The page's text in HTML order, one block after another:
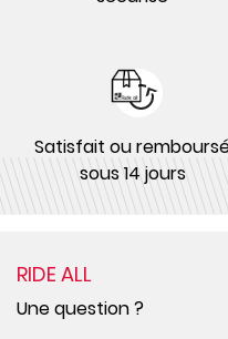
Satisfait ou
sous 14 jours
RIDE ALL
Une question ?